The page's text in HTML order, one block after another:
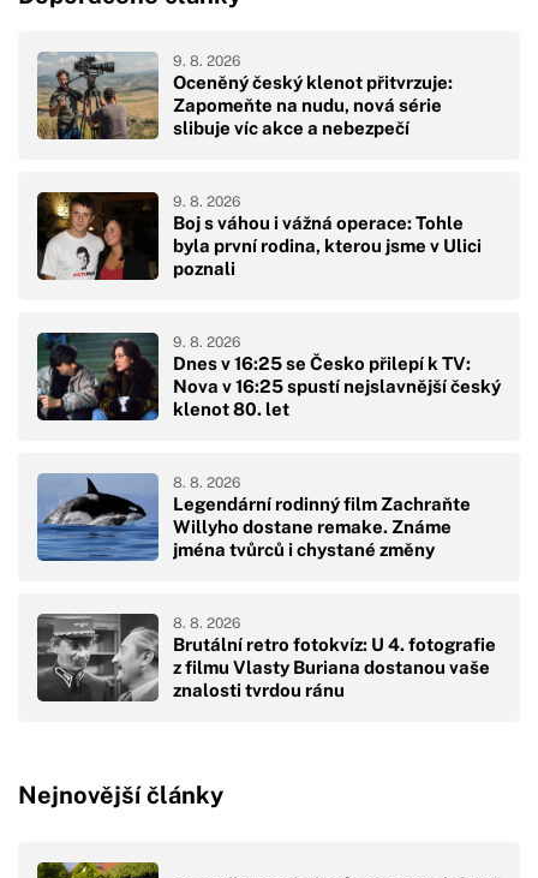
Oceněný český klenot přitvrzuje:
Zapomeňte na nudu, nová série
slibuje víc akce a nebezpečí
9. 8. 2026
Boj s váhou i vážná operace: Tohle
byla první rodina, kterou jsme v Ulici
poznali
9. 8. 2026
Dnes v 16:25 se Česko přilepí k TV:
Nova v 16:25 spustí nejslavnější český
klenot 80. let
9. 8. 2026
Legendární rodinný film Zachraňte
Willyho dostane remake. Známe
jména tvůrců i chystané změny
8. 8. 2026
Brutální retro fotokvíz: U 4. fotografie
z filmu Vlasty Buriana dostanou vaše
znalosti tvrdou ránu
8. 8. 2026
Nejnovější články